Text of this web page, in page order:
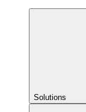
Solutions